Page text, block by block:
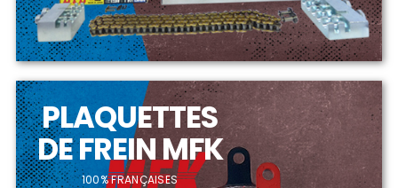
PLAQUETTES
DE FREIN MFK
100% FRANÇAISES